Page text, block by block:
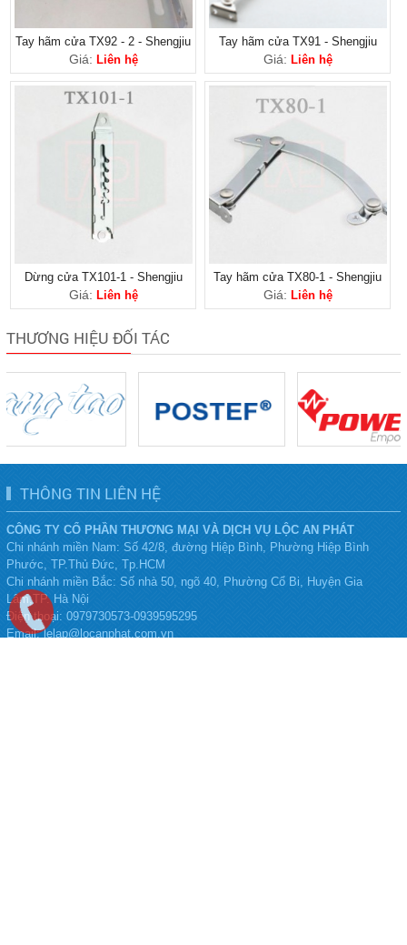
Tay hãm cửa TX92 - 2 - Shengjiu
Giá: Liên hệ
Tay hãm cửa TX91 - Shengjiu
Giá: Liên hệ
Dừng cửa TX101-1 - Shengjiu
Giá: Liên hệ
Tay hãm cửa TX80-1 - Shengjiu
Giá: Liên hệ
THƯƠNG HIỆU ĐỐI TÁC
THÔNG TIN LIÊN HỆ
CÔNG TY CỔ PHẦN THƯƠNG MẠI VÀ DỊCH VỤ LỘC AN PHÁT
Chi nhánh miền Nam: Số 42/8, đường Hiệp Bình, Phường Hiệp Bình
Phước, TP.Thủ Đức, Tp.HCM
Chi nhánh miền Bắc: Số nhà 50, ngõ 40, Phường Cổ Bi, Huyện Gia
Lâm,TP. Hà Nội
Điện thoại: 0979730573-0939595295
Email: lelap@locanphat.com.vn